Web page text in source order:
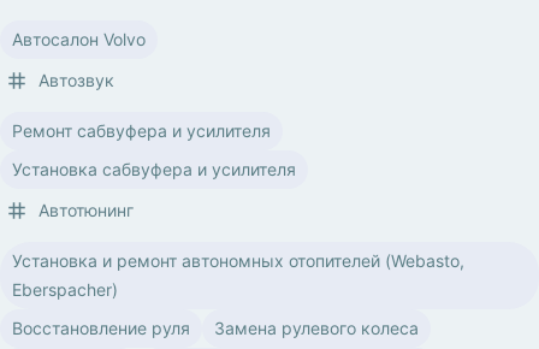
Автосалон Volvo
Автозвук
Ремонт сабвуфера и усилителя
Установка сабвуфера и усилителя
Автотюнинг
Установка и ремонт автономных отопителей (Webasto,
Eberspacher)
Восстановление руля
Замена рулевого колеса